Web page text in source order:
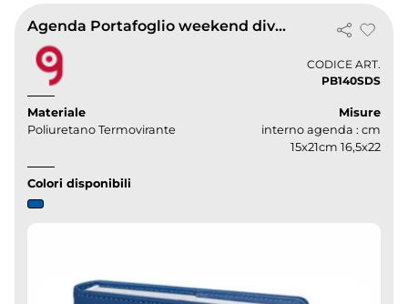
Agenda Portafoglio weekend diviso
CODICE ART.
PB140SDS
Materiale
Poliuretano Termovirante
Misure
interno agenda : cm
15x21cm 16,5x22
Colori disponibili